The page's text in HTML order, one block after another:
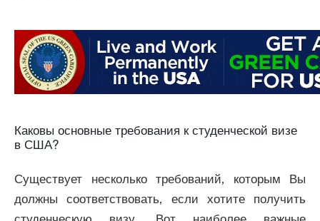
Каковы основные требования к студенческой визе
в США?
Существует несколько требований, которым Вы
должны соответствовать, если хотите получить